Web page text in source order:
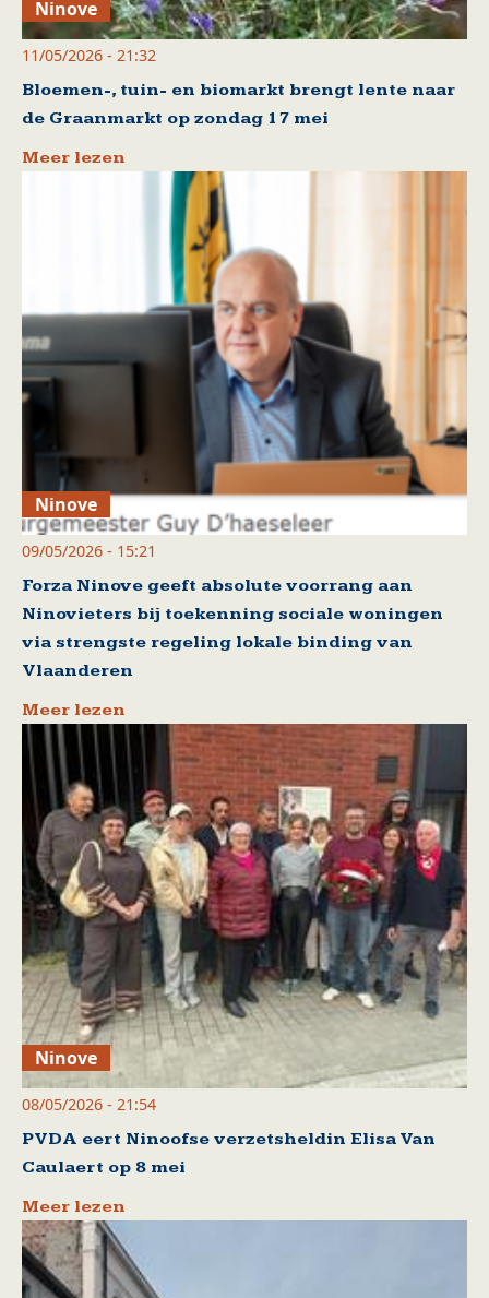
Ninove
11/05/2026 - 21:32
Bloemen-, tuin- en biomarkt brengt lente naar
de Graanmarkt op zondag 17 mei
Meer lezen
Ninove
09/05/2026 - 15:21
Forza Ninove geeft absolute voorrang aan
Ninovieters bij toekenning sociale woningen
via strengste regeling lokale binding van
Vlaanderen
Meer lezen
Ninove
08/05/2026 - 21:54
PVDA eert Ninoofse verzetsheldin Elisa Van
Caulaert op 8 mei
Meer lezen